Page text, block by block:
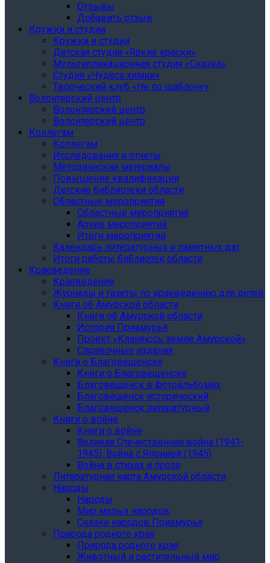
Отзывы
Добавить отзыв
Кружки и студии
Кружки и студии
Детская студия «Яркие краски»
Мультипликационная студия «Сказка»
Студия «Чудеса химии»
Творческий клуб «Не по шаблону»
Волонтерский центр
Волонтерский центр
Волонтерский центр
Коллегам
Коллегам
Исследования и отчеты
Методические материалы
Повышение квалификации
Детские библиотеки области
Областные мероприятия
Областные мероприятия
Архив мероприятий
Итоги мероприятий
Календарь литературных и памятных дат
Итоги работы библиотек области
Краеведение
Краеведение
Журналы и газеты по краеведению для детей
Книги об Амурской области
Книги об Амурской области
История Приамурья
Проект «Кланяюсь земле Амурской»
Справочные издания
Книги о Благовещенске
Книги о Благовещенске
Благовещенск в фотоальбомах
Благовещенск исторический
Благовещенск литературный
Книги о войне
Книги о войне
Великая Отечественная война (1941-
1945). Война с Японией (1945)
Война в стихах и прозе
Литературная карта Амурской области
Народы
Народы
Мир малых народов
Сказки народов Приамурья
Природа родного края
Природа родного края
Животный и растительный мир